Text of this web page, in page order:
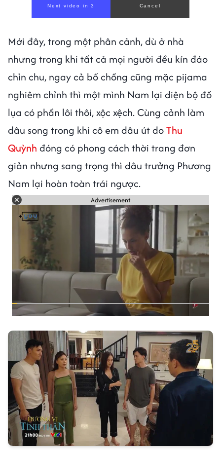
Next video in 1 Cancel
Mới đây, trong một phân cảnh, dù ở nhà
nhưng trong khi tất cả mọi người đều kín đáo
chỉn chu, ngay cả bố chồng cũng mặc pijama
nghiêm chỉnh thì một mình Nam lại diện bộ đồ
lụa có phần lôi thôi, xộc xệch. Cùng cảnh làm
dâu song trong khi cô em dâu út doThu
Quỳnh đóng có phong cách thời trang đơn
giản nhưng sang trọng thì dâu trưởng Phương
Nam lại hoàn toàn trái ngược.
Advertisement